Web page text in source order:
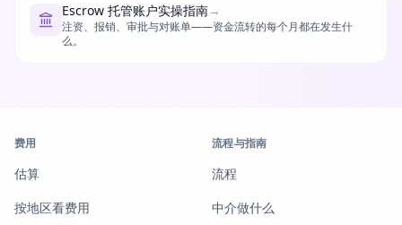
Escrow 托管账户实操指南→
注资、报销、审批与对账单——资金流转的每个月都在发生什
么。
费用
估算
按地区看费用
流程与指南
流程
中介做什么